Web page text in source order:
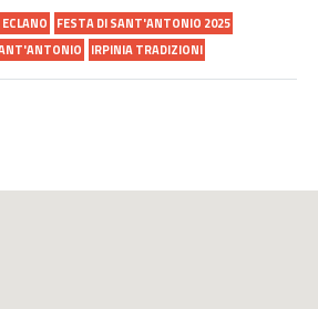
FESTA DI SANT'ANTONIO 2025
IRPINIA TRADIZIONI